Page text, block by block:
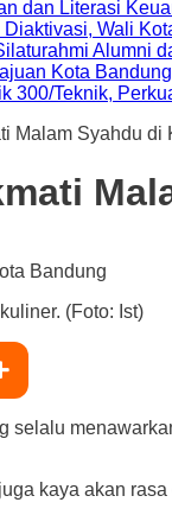
dan Literasi
Wali
Alumni
Kota Bandung
300/Teknik,
Malam Syahdu di
(Foto: Ist)
selalu
kaya akan